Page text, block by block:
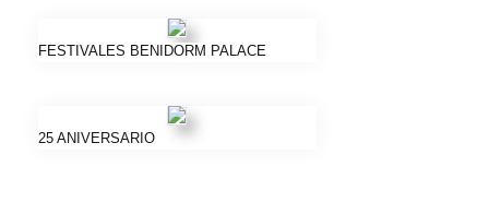
FESTIVALES BENIDORM PALACE
25 ANIVERSARIO